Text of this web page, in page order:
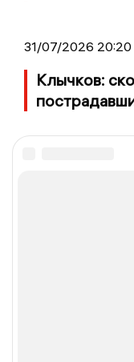
31/07/2026 20:20
Клычков: